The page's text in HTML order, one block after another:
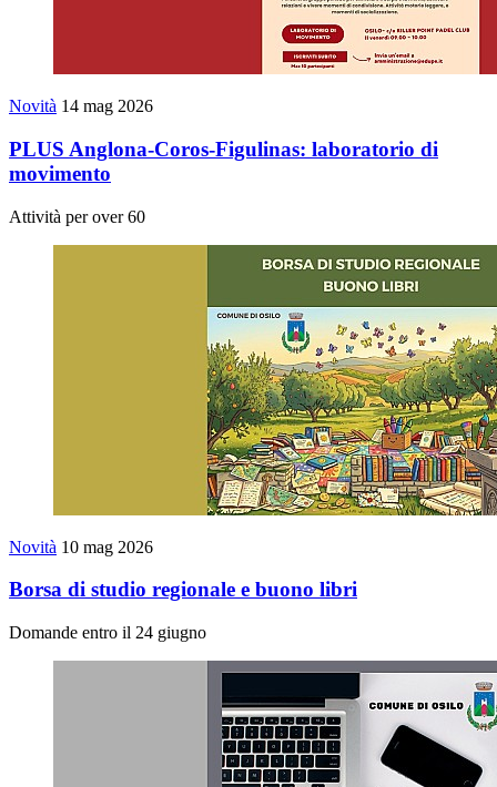
Novità 14 mag 2026
PLUS Anglona-Coros-Figulinas: laboratorio di
movimento
Attività per over 60
Novità 10 mag 2026
Borsa di studio regionale e buono libri
Domande entro il 24 giugno